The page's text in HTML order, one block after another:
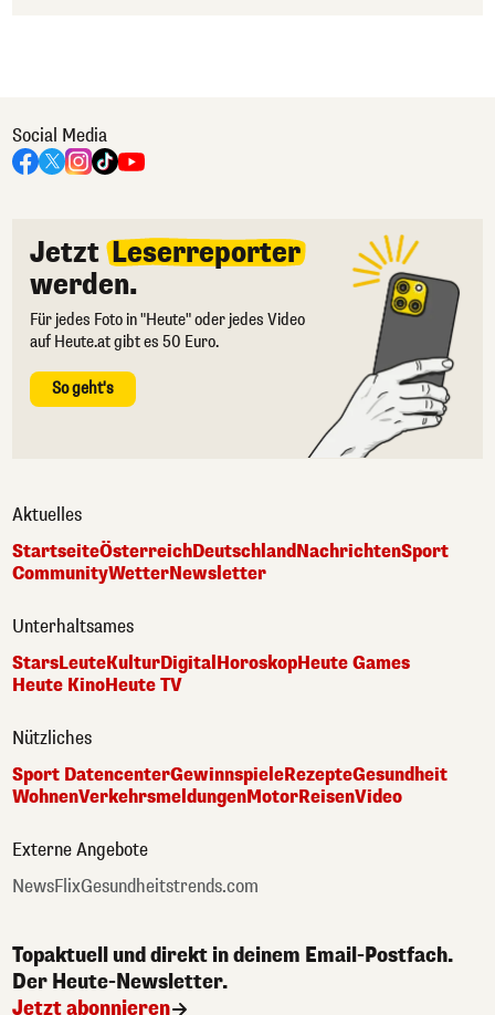
Social Media
Jetzt Leserreporter
werden.
Für jedes Foto in "Heute" oder jedes Video
auf Heute.at gibt es 50 Euro.
So geht's
Aktuelles
StartseiteÖsterreichDeutschlandNachrichtenSport
CommunityWetterNewsletter
Unterhaltsames
StarsLeuteKulturDigital HoroskopHeute Games
Heute KinoHeute TV
Nützliches
Sport DatencenterGewinnspieleRezepteGesundheit
WohnenVerkehrsmeldungenMotorReisenVideo
Externe Angebote
NewsFlixGesundheitstrends.com
Topaktuell und direkt in deinem Email-Postfach.
Der Heute-Newsletter.
Jetzt abonnieren